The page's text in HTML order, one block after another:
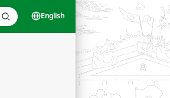
English